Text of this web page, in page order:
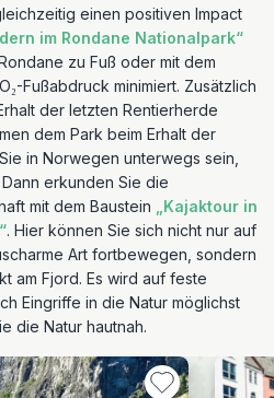
einen positiven Impact
im Rondane Nationalpark“
zu Fuß oder mit dem
Fußabdruck minimiert. Zusätzlich
der letzten Rentierherde
dem Park beim Erhalt der
in Norwegen unterwegs sein,
erkunden Sie die
mit dem Baustein
„Kajaktour in
. Hier können Sie sich nicht nur auf
Art fortbewegen, sondern
am Fjord. Es wird auf feste
Eingriffe in die Natur möglichst
die Natur hautnah.